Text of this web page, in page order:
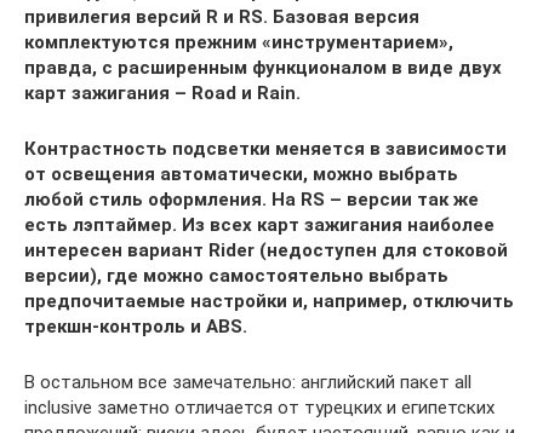
привилегия версий R и RS. Базовая версия
комплектуются прежним «инструментарием»,
правда, с расширенным функционалом в виде двух
карт зажигания – Road и Rain.
Контрастность подсветки меняется в зависимости
от освещения автоматически, можно выбрать
любой стиль оформления. На RS – версии так же
есть лэптаймер. Из всех карт зажигания наиболее
интересен вариант Rider (недоступен для стоковой
версии), где можно самостоятельно выбрать
предпочитаемые настройки и, например, отключить
трекшн-контроль и ABS.
В остальном все замечательно: английский пакет all
inclusive заметно отличается от турецких и египетских